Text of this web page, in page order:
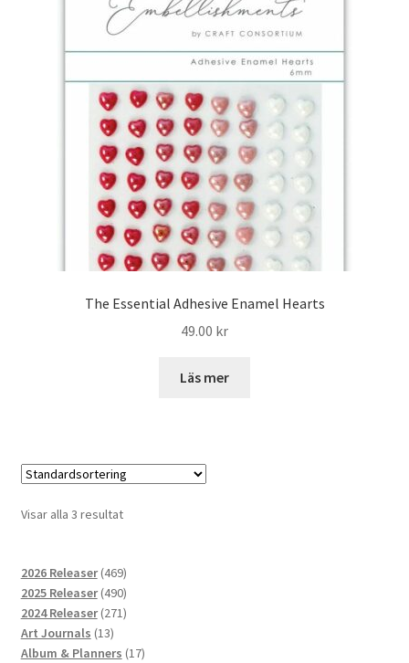
The Essential Adhesive Enamel Hearts
49.00 kr
Läs mer
Visar alla 3 resultat
2026 Releaser 469469
produkter
2025 Releaser 490490
produkter
2024 Releaser 271271
Art Journals 1313
produkter
Album & Planners 1717